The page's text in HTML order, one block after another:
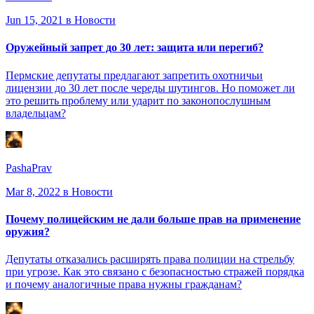
Jun 15, 2021 в Новости
Оружейный запрет до 30 лет: защита или перегиб?
Пермские депутаты предлагают запретить охотничьи
лицензии до 30 лет после череды шутингов. Но поможет ли
это решить проблему или ударит по законопослушным
владельцам?
PashaPrav
Mar 8, 2022 в Новости
Почему полицейским не дали больше прав на применение
оружия?
Депутаты отказались расширять права полиции на стрельбу
при угрозе. Как это связано с безопасностью стражей порядка
и почему аналогичные права нужны гражданам?